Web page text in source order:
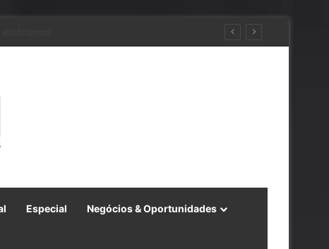
Especial Negócios & Oportunidades